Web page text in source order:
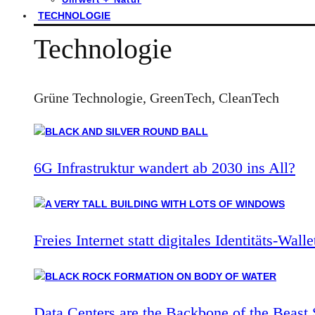
TECHNOLOGIE
Technologie
Grüne Technologie, GreenTech, CleanTech
6G Infrastruktur wandert ab 2030 ins All?
Freies Internet statt digitales Identitäts-